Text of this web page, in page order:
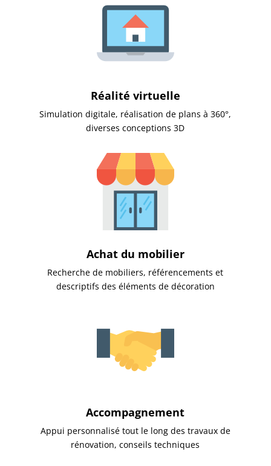
Réalité virtuelle
Simulation digitale, réalisation de plans à 360°,
diverses conceptions 3D
Achat du mobilier
Recherche de mobiliers, référencements et
descriptifs des éléments de décoration
Accompagnement
Appui personnalisé tout le long des travaux de
rénovation, conseils techniques